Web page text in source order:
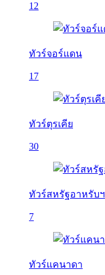
12
ทัวร์จอร์แดน
17
ทัวร์ตุรเคีย
30
ทัวร์สหรัฐอาหรับฯ
7
ทัวร์แคนาดา